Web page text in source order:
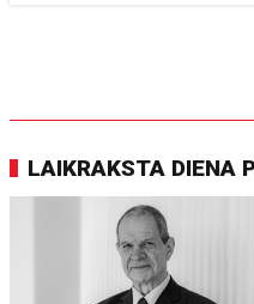
LAIKRAKSTA DIENA